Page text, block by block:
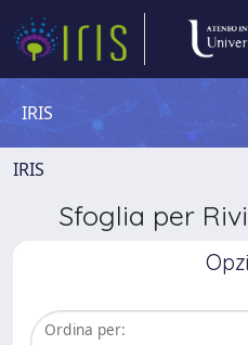
IRIS
IRIS
Sfoglia per
Ordina per: